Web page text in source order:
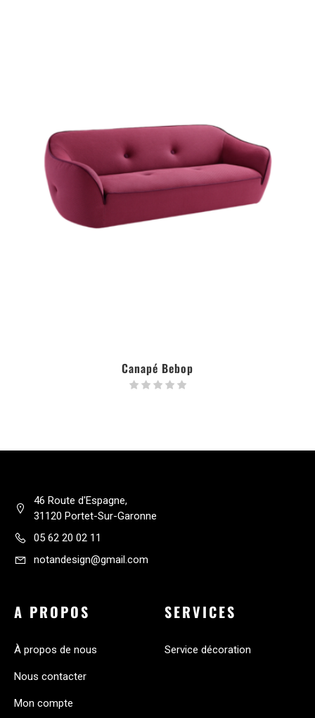
Canapé Bebop
46 Route d'Espagne,
31120 Portet-Sur-Garonne
05 62 20 02 11
notandesign@gmail.com
A PROPOS
À propos de nous
Nous contacter
Mon compte
SERVICES
Service décoration